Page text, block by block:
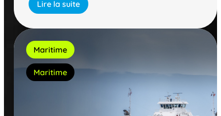
Lire la suite
Maritime
Maritime